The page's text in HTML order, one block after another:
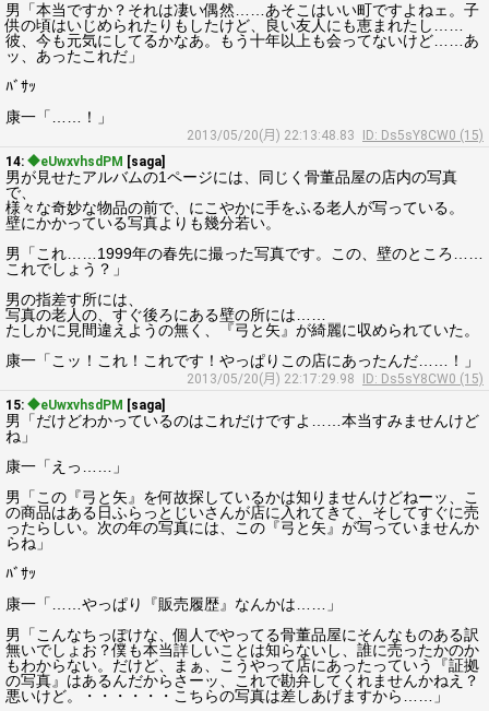
男「本当ですか？それは凄い偶然……あそこはいい町ですよねェ。子
供の頃はいじめられたりもしたけど、良い友人にも恵まれたし……
彼、今も元気にしてるかなあ。もう十年以上も会ってないけど……あ
ッ、あったこれだ」
ﾊﾞｻｯ
康一「……！」
2013/05/20(月) 22:13:48.83
ID: Ds5sY8CW0 (15)
14: ◆eUwxvhsdPM [saga]
男が見せたアルバムの1ページには、同じく骨董品屋の店内の写真
で、
様々な奇妙な物品の前で、にこやかに手をふる老人が写っている。
壁にかかっている写真よりも幾分若い。
男「これ……1999年の春先に撮った写真です。この、壁のところ……
これでしょう？」
男の指差す所には、
写真の老人の、すぐ後ろにある壁の所には……
たしかに見間違えようの無く、『弓と矢』が綺麗に収められていた。
康一「こッ！これ！これです！やっぱりこの店にあったんだ……！」
2013/05/20(月) 22:17:29.98
ID: Ds5sY8CW0 (15)
15: ◆eUwxvhsdPM [saga]
男「だけどわかっているのはこれだけですよ……本当すみませんけど
ね」
康一「えっ……」
男「この『弓と矢』を何故探しているかは知りませんけどねーッ、こ
の商品はある日ふらっとじいさんが店に入れてきて、そしてすぐに売
ったらしい。次の年の写真には、この『弓と矢』が写っていませんか
らね」
ﾊﾞｻｯ
康一「……やっぱり『販売履歴』なんかは……」
男「こんなちっぽけな、個人でやってる骨董品屋にそんなものある訳
無いでしょお？僕も本当詳しいことは知らないし、誰に売ったかのか
もわからない。だけど、まぁ、こうやって店にあったっていう『証拠
の写真』はあるんだからさーッ、これで勘弁してくれませんかねえ？
悪いけど。・・・・・・こちらの写真は差しあげますから……」